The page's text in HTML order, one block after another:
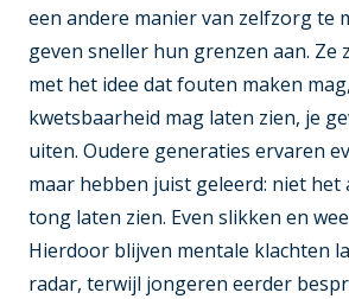
een andere manier van zelfzorg te
geven sneller hun grenzen aan. Ze
met het idee dat fouten maken
kwetsbaarheid mag laten zien, je
uiten. Oudere generaties ervaren
maar hebben juist geleerd: niet het
tong laten zien. Even slikken en
Hierdoor blijven mentale klachten
radar, terwijl jongeren eerder